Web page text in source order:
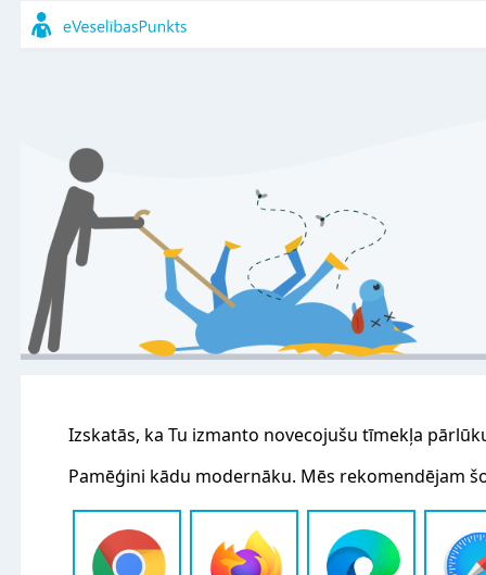
Izskatās, ka Tu izmanto novecojušu tīmekļa
Pamēģini kādu modernāku. Mēs rekomendējam